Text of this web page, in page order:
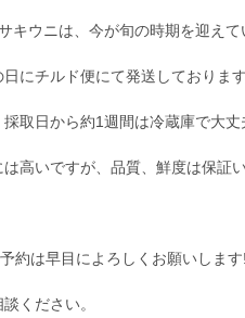
ウニは、今が旬の時期を迎えて
にチルド便にて発送しております
取日から約1週間は冷蔵庫で大丈
高いですが、品質、鮮度は保証い
約は早目によろしくお願いします
ください。